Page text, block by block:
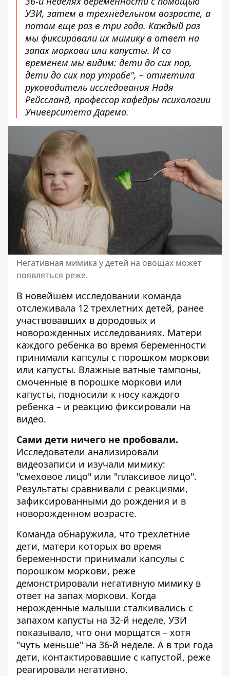
УЗИ, затем в трехнедельном возрасте, а
потом еще раз в три года. Каждый раз
мы фиксировали их мимику в ответ на
запах моркови или капусты. И со
временем мы видим: дети до сих пор,
дети до сих пор утробе", – отметила
руководитель исследования Надя
Рейссланд, профессор кафедры психологии
Университета Дарема.
Негативная мимика у детей на овощах может
появляться реже.
В новейшем исследовании команда
отслеживала 12 трехлетних детей, ранее
участвовавших в дородовых и
новорожденных исследованиях. Матери
каждого ребенка во время беременности
принимали капсулы с порошком моркови
или капусты. Влажные ватные тампоны,
смоченные в порошке моркови или
капусты, подносили к носу каждого
ребенка – и реакцию фиксировали на
видео.
Сами дети ничего не пробовали.
Исследователи анализировали
видеозаписи и изучали мимику:
"смеховое лицо" или "плаксивое лицо".
Результаты сравнивали с реакциями,
зафиксированными до рождения и в
новорожденном возрасте.
Команда обнаружила, что трехлетние
дети, матери которых во время
беременности принимали капсулы с
порошком моркови, реже
демонстрировали негативную мимику в
ответ на запах моркови. Когда
нерожденные малыши сталкивались с
запахом капусты на 32-й неделе, УЗИ
показывало, что они морщатся – хотя
"чуть меньше" на 36-й неделе. А в три года
дети, контактировавшие с капустой, реже
реагировали негативно.